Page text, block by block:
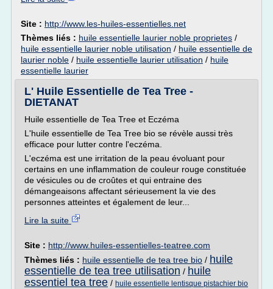
Site : http://www.les-huiles-essentielles.net
Thèmes liés : huile essentielle laurier noble proprietes /
huile essentielle laurier noble utilisation / huile essentielle de
laurier noble / huile essentielle laurier utilisation / huile
essentielle laurier
L' Huile Essentielle de Tea Tree -
DIETANAT
Huile essentielle de Tea Tree et Eczéma
L'huile essentielle de Tea Tree bio se révèle aussi très
efficace pour lutter contre l'eczéma.
L'eczéma est une irritation de la peau évoluant pour
certains en une inflammation de couleur rouge constituée
de vésicules ou de croûtes et qui entraine des
démangeaisons affectant sérieusement la vie des
personnes atteintes et également de leur...
Lire la suite
Site : http://www.huiles-essentielles-teatree.com
Thèmes liés : huile essentielle de tea tree bio / huile
essentielle de tea tree utilisation / huile
essentiel tea tree / huile essentielle lentisque pistachier bio